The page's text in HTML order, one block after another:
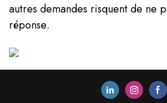
autres demandes risquent de ne
réponse.